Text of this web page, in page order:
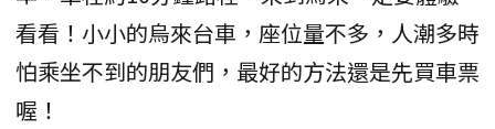
看看！小小的烏來台車，座位量不多，人潮多時
怕乘坐不到的朋友們，最好的方法還是先買車票
喔！